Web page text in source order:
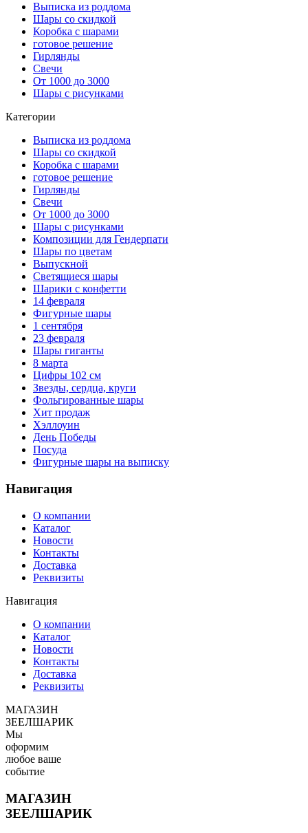
Выписка из роддома
Шары со скидкой
Коробка с шарами
готовое решение
Гирлянды
Свечи
От 1000 до 3000
Шары с рисунками
Категории
Выписка из роддома
Шары со скидкой
Коробка с шарами
готовое решение
Гирлянды
Свечи
От 1000 до 3000
Шары с рисунками
Композиции для Гендерпати
Шары по цветам
Выпускной
Светящиеся шары
Шарики с конфетти
14 февраля
Фигурные шары
1 сентября
23 февраля
Шары гиганты
8 марта
Цифры 102 см
Звезды, сердца, круги
Фольгированные шары
Хит продаж
Хэллоуин
День Победы
Посуда
Фигурные шары на выписку
Навигация
О компании
Каталог
Новости
Контакты
Доставка
Реквизиты
Навигация
О компании
Каталог
Новости
Контакты
Доставка
Реквизиты
МАГАЗИН
ЗЕЕЛШАРИК
Мы
оформим
любое ваше
событие
МАГАЗИН
ЗЕЕЛШАРИК